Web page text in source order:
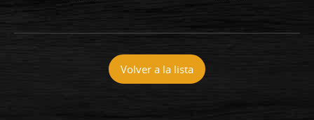
Volver a la lista